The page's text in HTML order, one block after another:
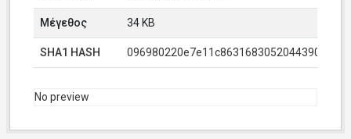
Μέγεθος 34 KB
SHA1 HASH
No preview